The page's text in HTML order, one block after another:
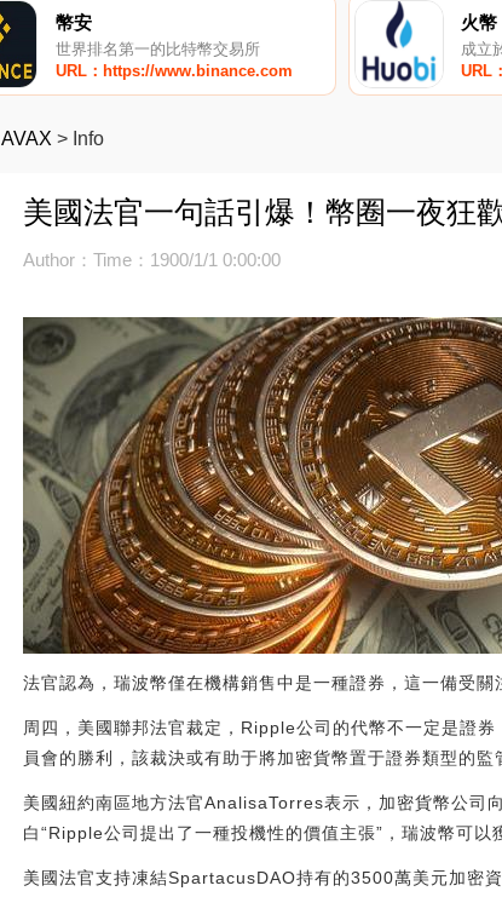
幣安
世界排名第一的比特幣交易所
URL：https://www.binance.com
火幣
成立
URL
AVAX > Info
美國法官一句話引爆！幣圈一夜狂
Author：Time：1900/1/1 0:00:00
法官認為，瑞波幣僅在機構銷售中是一種證券，這一備受
周四，美國聯邦法官裁定，Ripple公司的代幣不一定是證
員會的勝利，該裁決或有助于將加密貨幣置于證券類型的監
美國紐約南區地方法官AnalisaTorres表示，加密貨幣公司
白“Ripple公司提出了一種投機性的價值主張”，瑞波幣可以
美國法官支持凍結SpartacusDAO持有的3500萬美元加密